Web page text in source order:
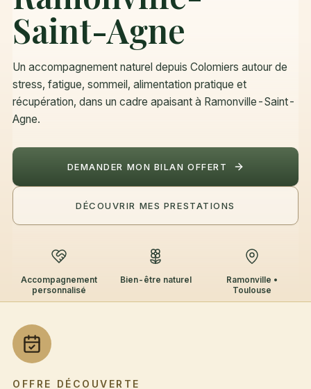
Saint-Agne
Un accompagnement naturel depuis Colomiers autour de
stress, fatigue, sommeil, alimentation pratique et
récupération, dans un cadre apaisant à Ramonville-Saint-
Agne.
DEMANDER MON BILAN OFFERT
DÉCOUVRIR MES PRESTATIONS
Accompagnement
personnalisé
Bien-être naturel
Ramonville •
Toulouse
OFFRE DÉCOUVERTE